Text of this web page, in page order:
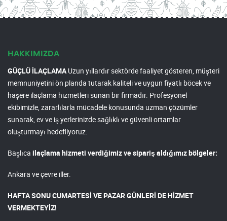
HAKKIMIZDA
GÜÇLÜ İLAÇLAMAUzun yıllardır sektörde faaliyet gösteren, müşteri
memnuniyetini ön planda tutarak kaliteli ve uygun fiyatlı böcek ve
haşere ilaçlama hizmetleri sunan bir firmadır. Profesyonel
ekibimizle, zararlılarla mücadele konusunda uzman çözümler
sunarak, ev ve iş yerlerinizde sağlıklı ve güvenli ortamlar
oluşturmayı hedefliyoruz.
Başlıca ilaçlama hizmeti verdiğimiz ve sipariş aldığımız bölgeler:
Ankara ve çevre iller.
HAFTA SONU CUMARTESİ VE PAZAR GÜNLERİ DE HİZMET
VERMEKTEYİZ!